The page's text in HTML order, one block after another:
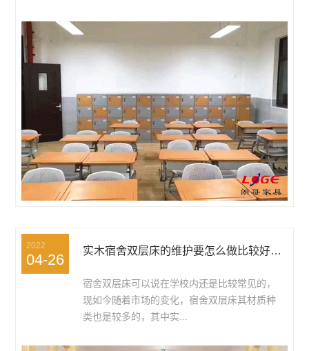
2022
04-26
实木宿舍双层床的维护要怎么做比较好呢？
宿舍双层床可以说在学校内还是比较常见的，
现如今随着市场的变化，宿舍双层床其材质种
类也是较多的，其中实...